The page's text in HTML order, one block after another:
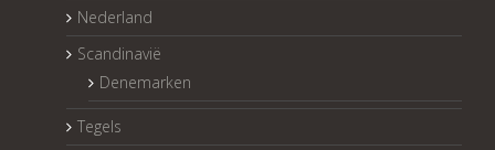
Nederland
Scandinavië
Denemarken
Tegels